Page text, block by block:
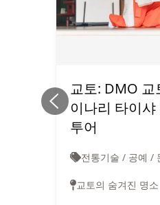
교토: DMO 교
이나리 타이
투어
전통기술 / 공예 /
교토의 숨겨진 명소